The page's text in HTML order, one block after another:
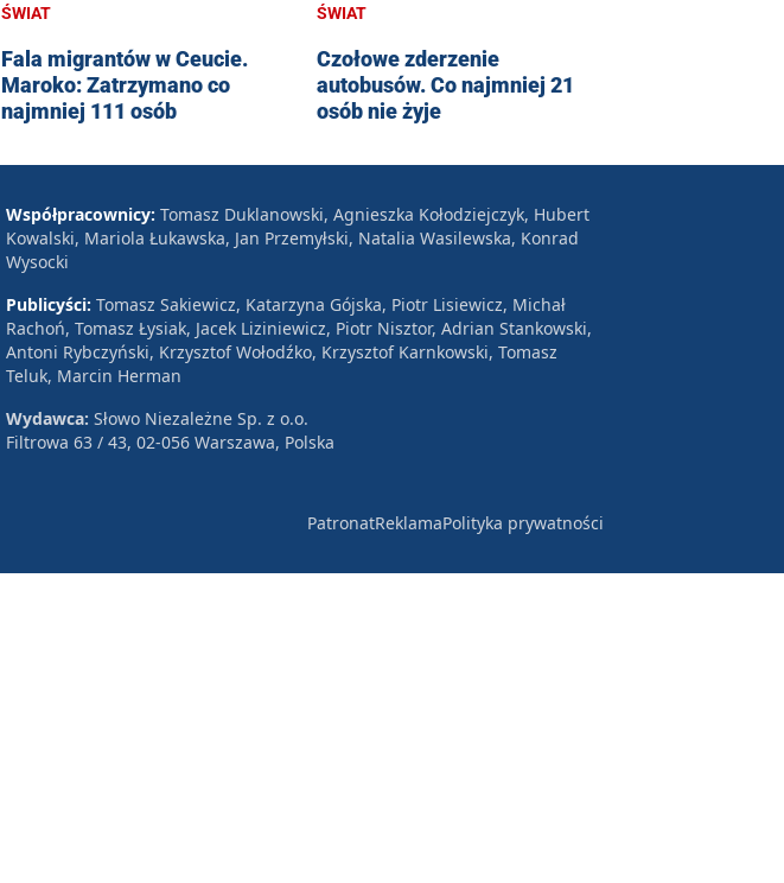
ŚWIAT
Fala migrantów w Ceucie.
Maroko: Zatrzymano co
najmniej 111 osób
ŚWIAT
Czołowe zderzenie
autobusów. Co najmniej 21
osób nie żyje
Współpracownicy: Tomasz Duklanowski, Agnieszka Kołodziejczyk, Hubert
Kowalski, Mariola Łukawska, Jan Przemyłski, Natalia Wasilewska, Konrad
Wysocki
Publicyści: Tomasz Sakiewicz, Katarzyna Gójska, Piotr Lisiewicz, Michał
Rachoń, Tomasz Łysiak, Jacek Liziniewicz, Piotr Nisztor, Adrian Stankowski,
Antoni Rybczyński, Krzysztof Wołodźko, Krzysztof Karnkowski, Tomasz
Teluk, Marcin Herman
Wydawca: Słowo Niezależne Sp. z o.o.
Filtrowa 63 / 43, 02-056 Warszawa, Polska
PatronatReklamaPolityka prywatności